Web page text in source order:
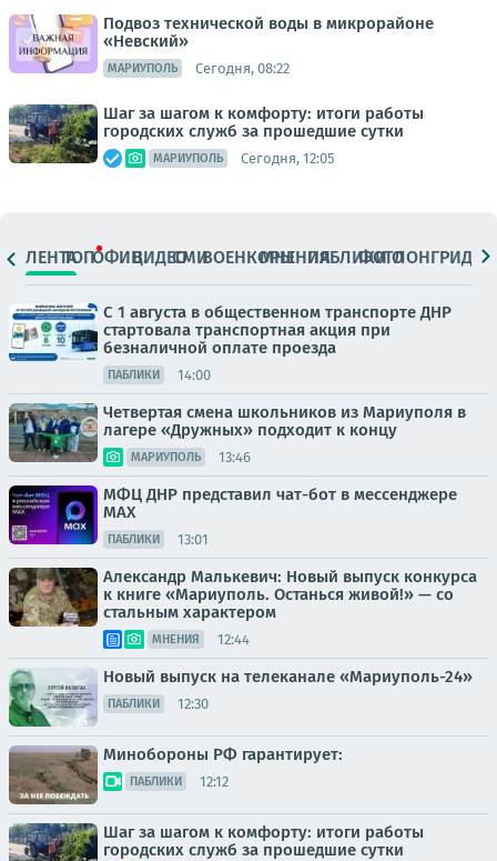
Подвоз технической воды в микрорайоне
«Невский»
МАРИУПОЛЬ Сегодня, 08:22
Шаг за шагом к комфорту: итоги работы
городских служб за прошедшие сутки
МАРИУПОЛЬ Сегодня, 12:05
ЛЕНТАТОПОФИЦ.ВИДЕОСМИВОЕНКОРЫМНЕНИЯПАБЛИКИ
ФОТОЛОНГРИДЫ
С 1 августа в общественном транспорте ДНР
стартовала транспортная акция при
безналичной оплате проезда
ПАБЛИКИ 14:00
Четвертая смена школьников из Мариуполя в
лагере «Дружных» подходит к концу
МАРИУПОЛЬ 13:46
МФЦ ДНР представил чат-бот в мессенджере
MAX
ПАБЛИКИ 13:01
Александр Малькевич: Новый выпуск конкурса
к книге «Мариуполь. Останься живой!» — со
стальным характером
МНЕНИЯ 12:44
Новый выпуск на телеканале «Мариуполь-24»
ПАБЛИКИ 12:30
Минобороны РФ гарантирует:
ПАБЛИКИ 12:12
Шаг за шагом к комфорту: итоги работы
городских служб за прошедшие сутки